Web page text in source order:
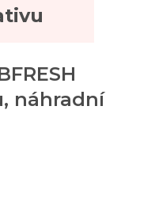
náhradní